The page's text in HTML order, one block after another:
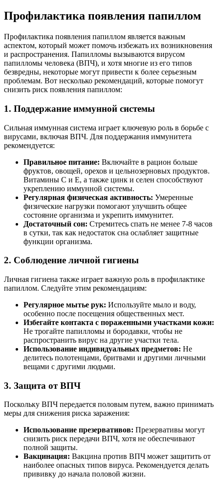
Профилактика появления папиллом
Профилактика появления папиллом является важным
аспектом, который может помочь избежать их возникновения
и распространения. Папилломы вызываются вирусом
папилломы человека (ВПЧ), и хотя многие из его типов
безвредны, некоторые могут привести к более серьезным
проблемам. Вот несколько рекомендаций, которые помогут
снизить риск появления папиллом:
1. Поддержание иммунной системы
Сильная иммунная система играет ключевую роль в борьбе с
вирусами, включая ВПЧ. Для поддержания иммунитета
рекомендуется:
Правильное питание: Включайте в рацион больше
фруктов, овощей, орехов и цельнозерновых продуктов.
Витамины C и E, а также цинк и селен способствуют
укреплению иммунной системы.
Регулярная физическая активность: Умеренные
физические нагрузки помогают улучшить общее
состояние организма и укрепить иммунитет.
Достаточный сон: Стремитесь спать не менее 7-8 часов
в сутки, так как недостаток сна ослабляет защитные
функции организма.
2. Соблюдение личной гигиены
Личная гигиена также играет важную роль в профилактике
папиллом. Следуйте этим рекомендациям:
Регулярное мытье рук: Используйте мыло и воду,
особенно после посещения общественных мест.
Избегайте контакта с пораженными участками кожи:
Не трогайте папилломы и бородавки, чтобы не
распространить вирус на другие участки тела.
Использование индивидуальных предметов: Не
делитесь полотенцами, бритвами и другими личными
вещами с другими людьми.
3. Защита от ВПЧ
Поскольку ВПЧ передается половым путем, важно принимать
меры для снижения риска заражения:
Использование презервативов: Презервативы могут
снизить риск передачи ВПЧ, хотя не обеспечивают
полной защиты.
Вакцинация: Вакцина против ВПЧ может защитить от
наиболее опасных типов вируса. Рекомендуется делать
прививку до начала половой жизни.